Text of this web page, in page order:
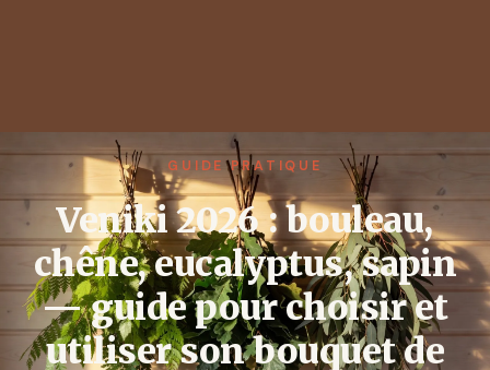
GUIDE PRATIQUE
Veniki 2026 : bouleau,
chêne, eucalyptus, sapin
— guide pour choisir et
utiliser son bouquet de